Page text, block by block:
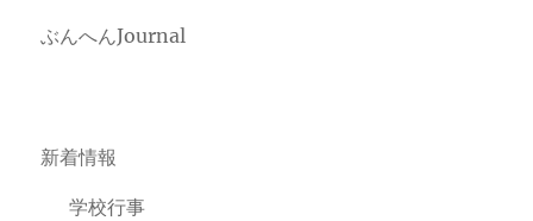
ぶんへんJournal
新着情報
学校行事